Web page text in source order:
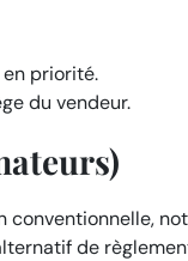
priorité.
du vendeur.
de